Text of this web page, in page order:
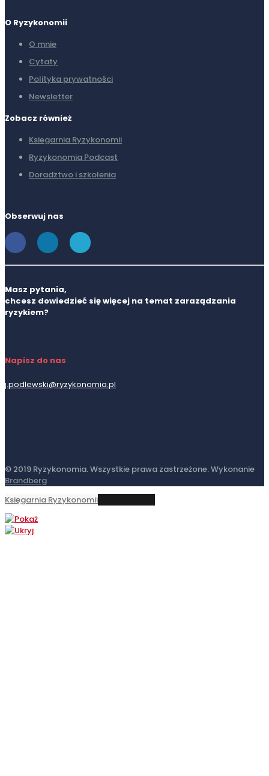
O Ryzykonomii
O mnie
Cytaty
Polityka prywatności
Newsletter
Zobacz również
Ksiegarnia Ryzykonomii
Ryzykonomia Podcast
Doradztwo i szkolenia
Obserwuj nas
Masz pytania,
chcesz dowiedzieć się więcej na temat zaraządzania
ryzykiem?
Napisz do nas
j.podlewski@ryzykonomia.pl
© 2019 Ryzykonomia. Wszystkie prawa zastrzeżone. Wykonanie
Brandberg
Księgarnia Ryzykonomii